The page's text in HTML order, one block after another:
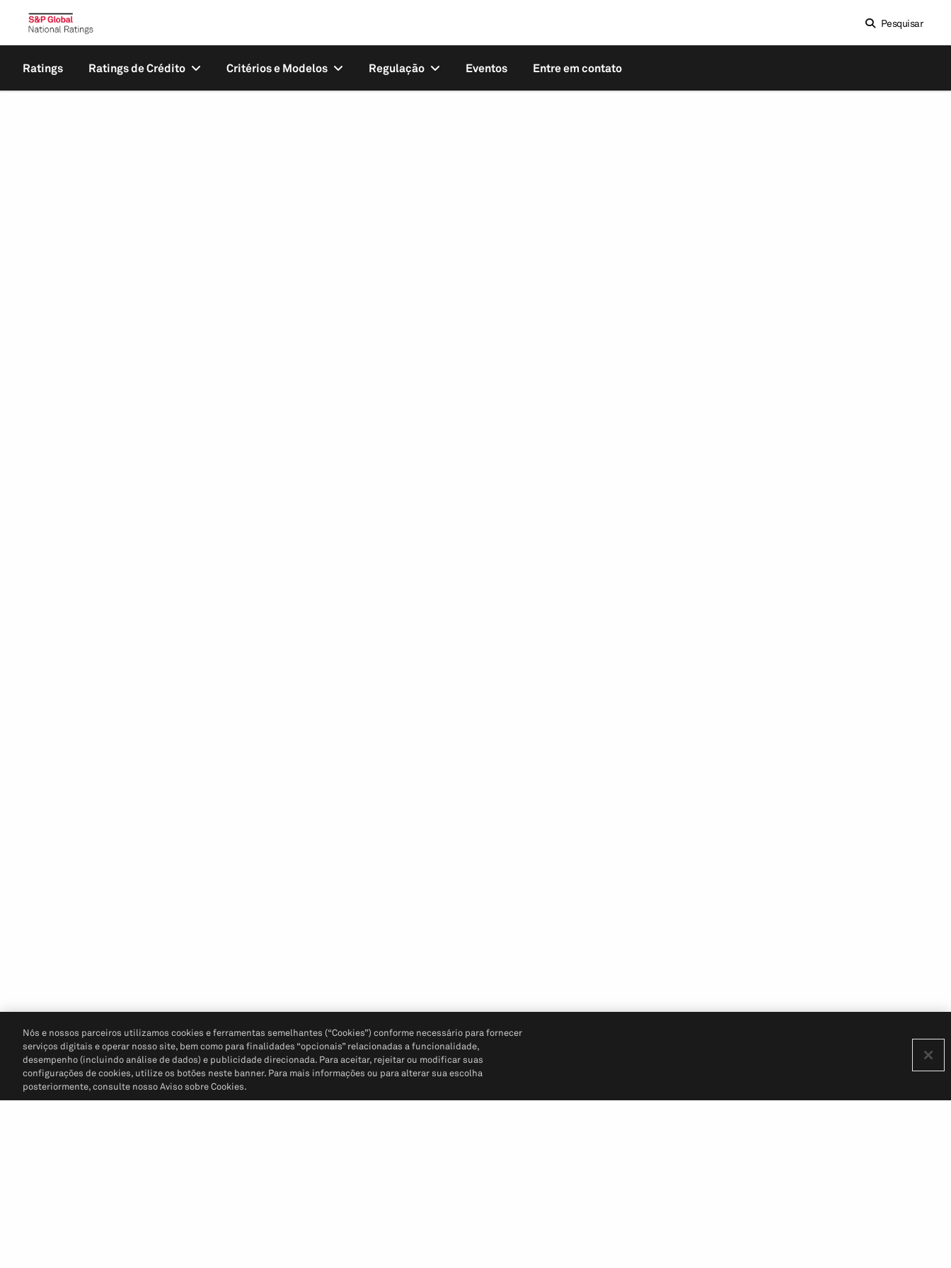
Pesquisar
Ratings Ratings de Crédito Critérios e Modelos Regulação Eventos Entre em contato
Nós e nossos parceiros utilizamos cookies e ferramentas semelhantes (“Cookies”) conforme necessário para fornecer
serviços digitais e operar nosso site, bem como para finalidades “opcionais” relacionadas a funcionalidade,
desempenho (incluindo análise de dados) e publicidade direcionada. Para aceitar, rejeitar ou modificar suas
configurações de cookies, utilize os botões neste banner. Para mais informações ou para alterar sua escolha
posteriormente, consulte nosso Aviso sobre Cookies.